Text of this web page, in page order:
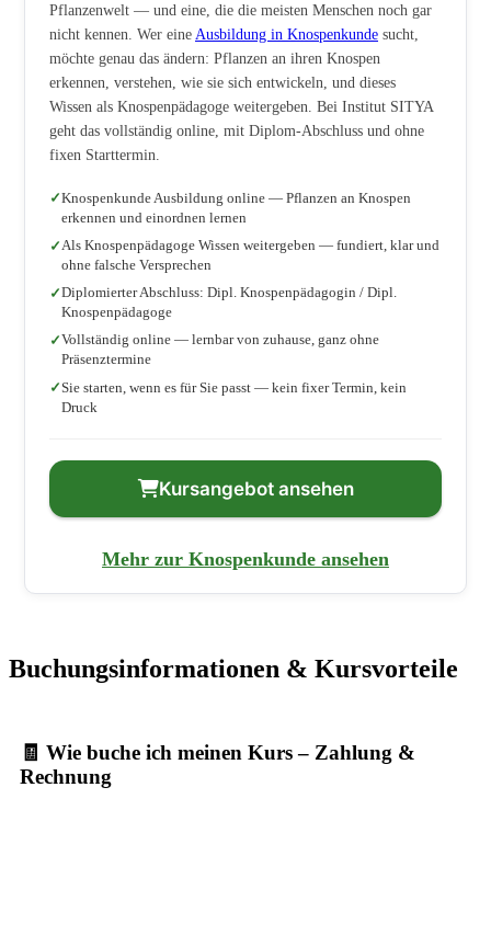
Pflanzenwelt — und eine, die die meisten Menschen noch gar
nicht kennen. Wer eine Ausbildung in Knospenkunde sucht,
möchte genau das ändern: Pflanzen an ihren Knospen
erkennen, verstehen, wie sie sich entwickeln, und dieses
Wissen als Knospenpädagoge weitergeben. Bei Institut SITYA
geht das vollständig online, mit Diplom-Abschluss und ohne
fixen Starttermin.
Knospenkunde Ausbildung online — Pflanzen an Knospen
erkennen und einordnen lernen
Als Knospenpädagoge Wissen weitergeben — fundiert, klar und
ohne falsche Versprechen
Diplomierter Abschluss: Dipl. Knospenpädagogin / Dipl.
Knospenpädagoge
Vollständig online — lernbar von zuhause, ganz ohne
Präsenztermine
Sie starten, wenn es für Sie passt — kein fixer Termin, kein
Druck
Kursangebot ansehen
Mehr zur Knospenkunde ansehen
Buchungsinformationen & Kursvorteile
🧾 Wie buche ich meinen Kurs – Zahlung &
Rechnung